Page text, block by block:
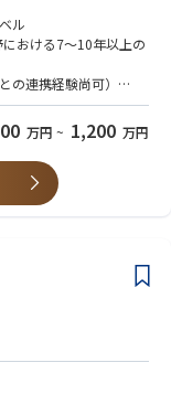
リアを形成したい」
仕事をしたい」方に向
メンバー4名（社員2
からよく相談しあい
う体制です。
応じて出社とリモー
やイベント対応など
もあります。※休日出
など
など
（ドキュメント、ス
ジの策定・発信、イン
変革期における変革
ントと方向性の統一を
し、展示会・イベン
性を確保します。コー
信するコミュニケーシ
び対外的に積極的に発
ィング、地域コミュ
。
ル
おける7〜10年以上の
の連携経験尚可）
の知識
万円 ~ 1,200 万円